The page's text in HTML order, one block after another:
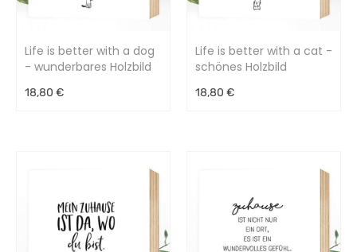
Life is better with a dog
- wunderbares Holzbild
18,80 €
Life is better with a cat -
schönes Holzbild
18,80 €